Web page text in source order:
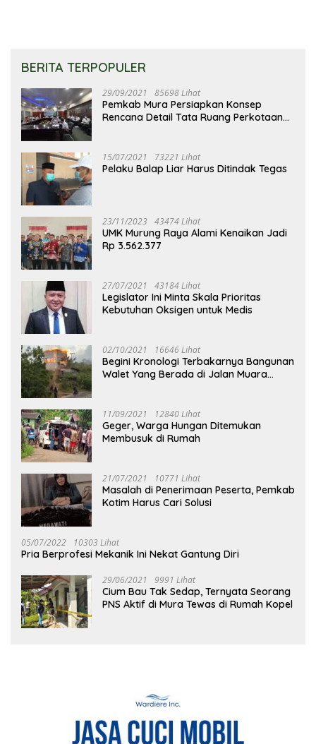
BERITA TERPOPULER
29/09/2021 85698 Lihat
Pemkab Mura Persiapkan Konsep
Rencana Detail Tata Ruang Perkotaan
15/07/2021 73221 Lihat
Pelaku Balap Liar Harus Ditindak Tegas
23/11/2023 43474 Lihat
UMK Murung Raya Alami Kenaikan Jadi
Rp 3.562.377
27/07/2021 43184 Lihat
Legislator Ini Minta Skala Prioritas
Kebutuhan Oksigen untuk Medis
02/10/2021 16646 Lihat
Begini Kronologi Terbakarnya Bangunan
Walet Yang Berada di Jalan Muara
11/09/2021 12840 Lihat
Geger, Warga Hungan Ditemukan
Membusuk di Rumah
21/07/2021 10771 Lihat
Masalah di Penerimaan Peserta, Pemkab
Kotim Harus Cari Solusi
05/07/2022 10303 Lihat
Pria Berprofesi Mekanik Ini Nekat Gantung Diri
29/06/2021 9991 Lihat
Cium Bau Tak Sedap, Ternyata Seorang
PNS Aktif di Mura Tewas di Rumah Kopel